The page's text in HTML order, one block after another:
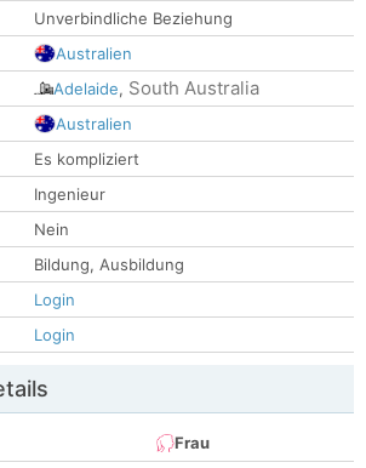
Unverbindliche Beziehung
Australien
Adelaide, South Australia
Australien
Es kompliziert
Ingenieur
Nein
Bildung, Ausbildung
Login
Login
Frau